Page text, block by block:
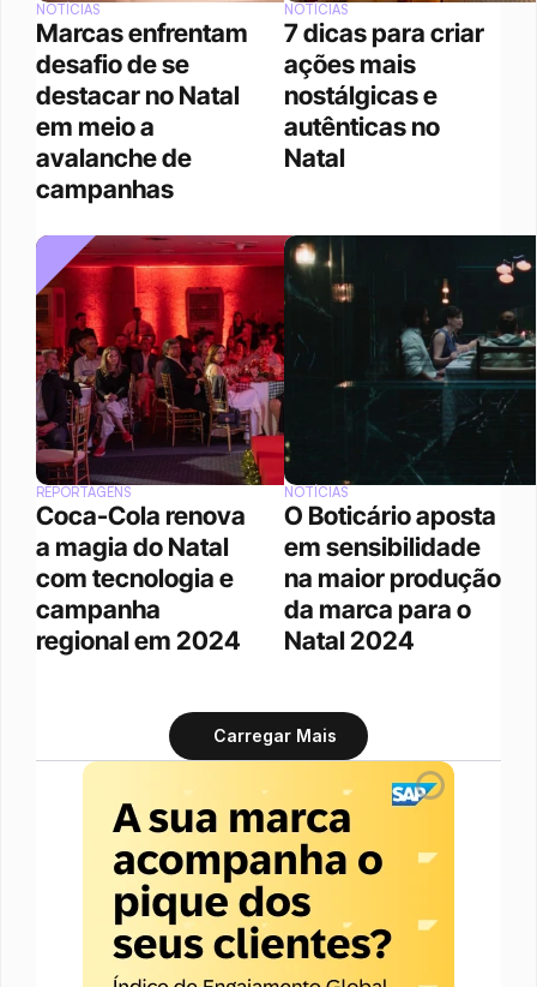
NOTÍCIAS
Marcas enfrentam
desafio de se
destacar no Natal
em meio a
avalanche de
campanhas
NOTÍCIAS
7 dicas para criar
ações mais
nostálgicas e
autênticas no
Natal
REPORTAGENS
Coca-Cola renova
a magia do Natal
com tecnologia e
campanha
regional em 2024
NOTÍCIAS
O Boticário aposta
em sensibilidade
na maior produção
da marca para o
Natal 2024
Carregar Mais